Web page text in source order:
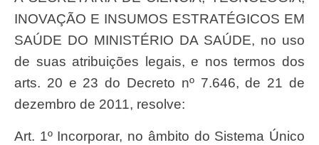
INOVAÇÃO E INSUMOS ESTRATÉGICOS EM
SAÚDE DO MINISTÉRIO DA SAÚDE, no uso
de suas atribuições legais, e nos termos dos
arts. 20 e 23 do Decreto nº 7.646, de 21 de
dezembro de 2011, resolve:
Art. 1º Incorporar, no âmbito do Sistema Único